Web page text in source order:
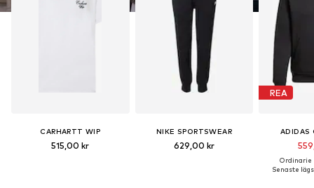
CARHARTT WIP
515,00 kr
NIKE SPORTSWEAR
629,00 kr
REA
ADIDAS
Ordinarie
Senaste